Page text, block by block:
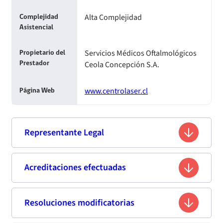
Complejidad
Asistencial
Alta Complejidad
Propietario del
Prestador
Servicios Médicos Oftalmológicos
Ceola Concepción S.A.
Página Web www.centrolaser.cl
Representante Legal
Nombre Ricardo Alonso Sagardia Morales
Profesión Ingeniero Civil Industrial
Acreditaciones efectuadas
Primera acreditación
Resoluciones modificatorias